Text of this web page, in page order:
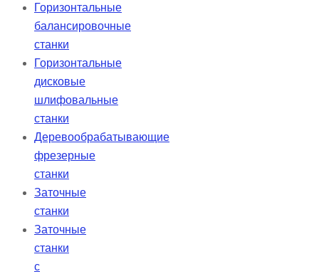
Горизонтальные
балансировочные
станки
Горизонтальные
дисковые
шлифовальные
станки
Деревообрабатывающие
фрезерные
станки
Заточные
станки
Заточные
станки
с